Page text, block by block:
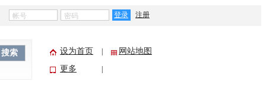
登录 注册
搜索 设为首页
网站地图
更多